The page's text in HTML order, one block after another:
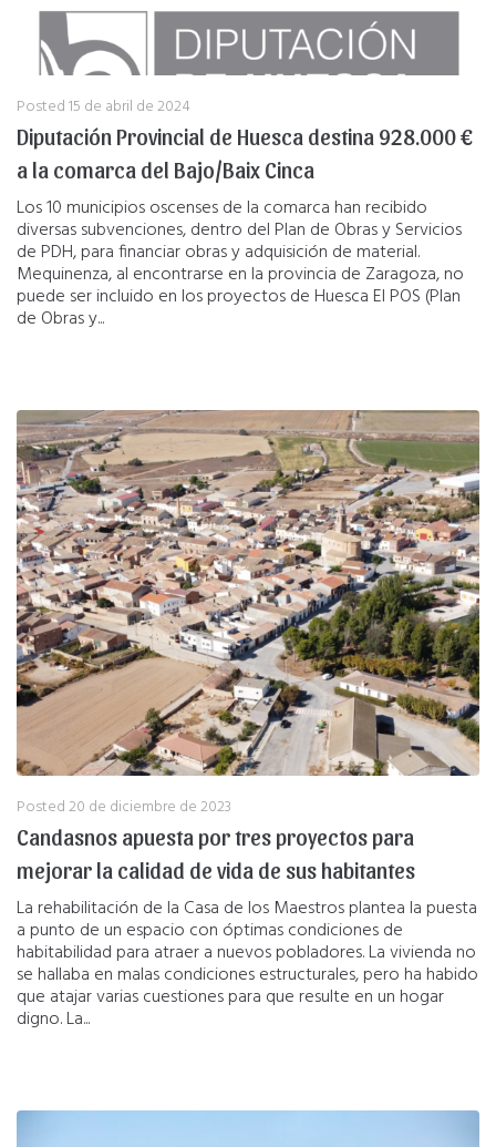
Posted15 de abril de 2024
Diputación Provincial de Huesca destina 928.000 €
a la comarca del Bajo/Baix Cinca
Los 10 municipios oscenses de la comarca han recibido
diversas subvenciones, dentro del Plan de Obras y Servicios
de PDH, para financiar obras y adquisición de material.
Mequinenza, al encontrarse en la provincia de Zaragoza, no
puede ser incluido en los proyectos de Huesca El POS (Plan
de Obras y...
Posted20 de diciembre de 2023
Candasnos apuesta por tres proyectos para
mejorar la calidad de vida de sus habitantes
La rehabilitación de la Casa de los Maestros plantea la puesta
a punto de un espacio con óptimas condiciones de
habitabilidad para atraer a nuevos pobladores. La vivienda no
se hallaba en malas condiciones estructurales, pero ha habido
que atajar varias cuestiones para que resulte en un hogar
digno. La...